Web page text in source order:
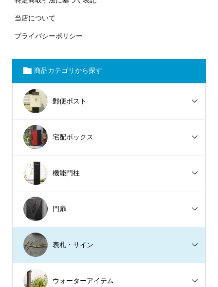
当店について
プライバシーポリシー
商品カテゴリから探す
郵便ポスト
宅配ボックス
機能門柱
門扉
表札・サイン
ウォーターアイテム